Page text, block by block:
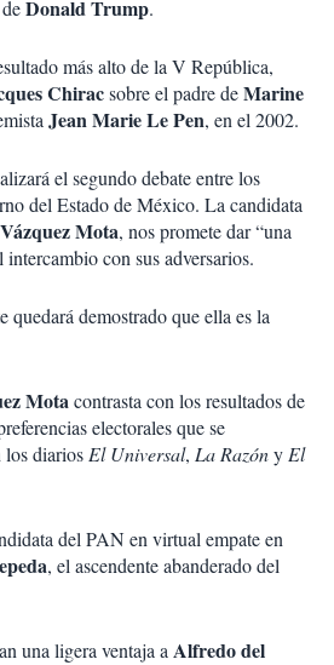
Donald Trump.
más alto de la V República,
Chiracsobre el padre deMarine
Jean Marie Le Pen, en el 2002.
el segundo debate entre los
del Estado de México. La candidata
Mota, nos promete dar “una
intercambio con sus adversarios.
quedará demostrado que ella es la
Motacontrasta con los resultados de
electorales que se
los diarios El Universal, La Razóny El
del PAN en virtual empate en
, el ascendente abanderado del
una ligera ventaja a Alfredo del